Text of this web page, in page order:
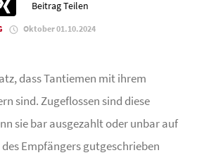
Beitrag Teilen
Oktober 01.10.2024
dass Tantiemen mit ihrem
sind. Zugeflossen sind diese
sie bar ausgezahlt oder unbar auf
Empfängers gutgeschrieben